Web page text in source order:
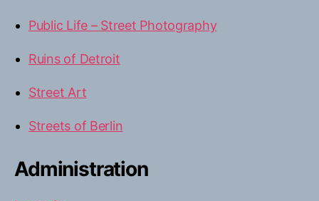
Public Life – Street Photography
Ruins of Detroit
Street Art
Streets of Berlin
Administration